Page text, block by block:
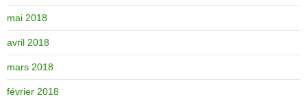
mai 2018
avril 2018
mars 2018
février 2018